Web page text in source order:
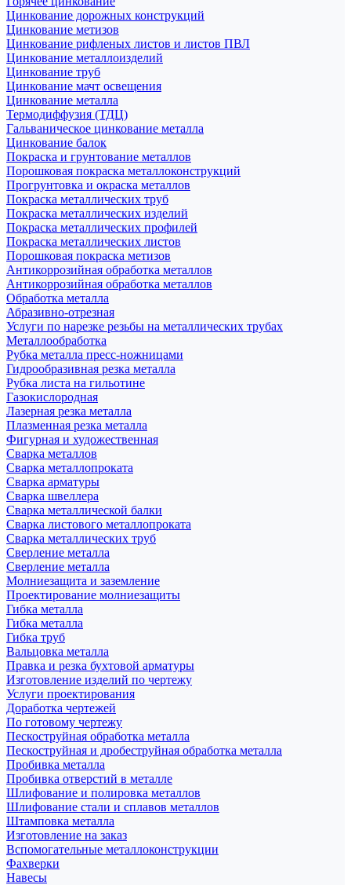
Цинкование дорожных конструкций
Цинкование метизов
Цинкование рифленых листов и листов ПВЛ
Цинкование металлоизделий
Цинкование труб
Цинкование мачт освещения
Цинкование металла
Термодиффузия (ТДЦ)
Гальваническое цинкование металла
Цинкование балок
Покраска и грунтование металлов
Порошковая покраска металлоконструкций
Прогрунтовка и окраска металлов
Покраска металлических труб
Покраска металлических изделий
Покраска металлических профилей
Покраска металлических листов
Порошковая покраска метизов
Антикоррозийная обработка металлов
Антикоррозийная обработка металлов
Обработка металла
Абразивно-отрезная
Услуги по нарезке резьбы на металлических трубах
Металлообработка
Рубка металла пресс-ножницами
Гидрообразивная резка металла
Рубка листа на гильотине
Газокислородная
Лазерная резка металла
Плазменная резка металла
Фигурная и художественная
Сварка металлов
Сварка металлопроката
Сварка арматуры
Сварка швеллера
Сварка металлической балки
Сварка листового металлопроката
Сварка металлических труб
Сверление металла
Сверление металла
Молниезащита и заземление
Проектирование молниезащиты
Гибка металла
Гибка металла
Гибка труб
Вальцовка металла
Правка и резка бухтовой арматуры
Изготовление изделий по чертежу
Услуги проектирования
Доработка чертежей
По готовому чертежу
Пескоструйная обработка металла
Пескоструйная и дробеструйная обработка металла
Пробивка металла
Пробивка отверстий в металле
Шлифование и полировка металлов
Шлифование стали и сплавов металлов
Штамповка металла
Изготовление на заказ
Вспомогательные металлоконструкции
Фахверки
Навесы